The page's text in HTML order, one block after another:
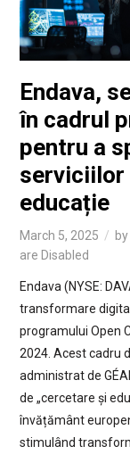
Endava,
în cadrul
pentru a
serviciilor
educație
March 5, 2025 by
are Disabled
Endava (NYSE:
transformare
programului Open
2024. Acest cadru
administrat de
de „cercetare și
învățământ
stimulând